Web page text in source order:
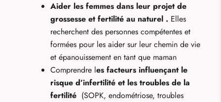
Aider les femmes dans leur projet de
grossesse et fertilité au naturel . Elles
recherchent des personnes compétentes et
formées pour les aider sur leur chemin de vie
et épanouissement en tant que maman
Comprendre les facteurs influençant le
risque d’infertilité et les troubles de la
fertilité(SOPK, endométriose, troubles